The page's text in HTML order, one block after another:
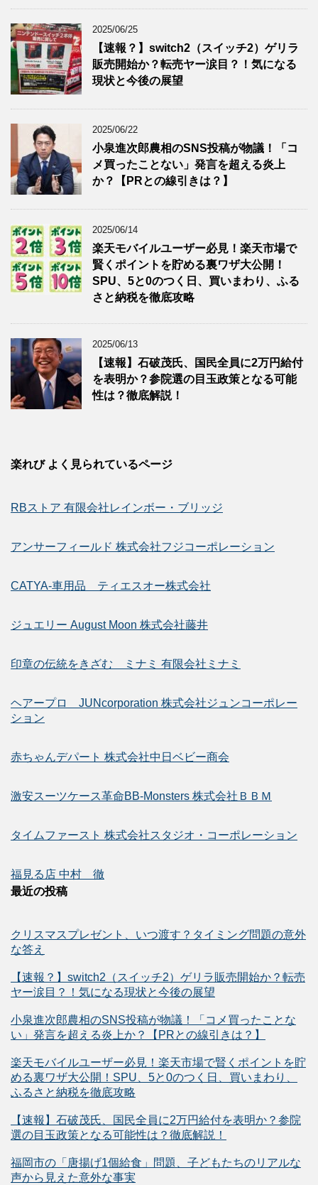
2025/06/25
【速報？】switch2（スイッチ2）ゲリラ
販売開始か？転売ヤー涙目？！気になる
現状と今後の展望
2025/06/22
小泉進次郎農相のSNS投稿が物議！「コ
メ買ったことない」発言を超える炎上
か？【PRとの線引きは？】
2025/06/14
楽天モバイルユーザー必見！楽天市場で
賢くポイントを貯める裏ワザ大公開！
SPU、5と0のつく日、買いまわり、ふる
さと納税を徹底攻略
2025/06/13
【速報】石破茂氏、国民全員に2万円給付
を表明か？参院選の目玉政策となる可能
性は？徹底解説！
楽れび よく見られているページ
RBストア 有限会社レインボー・ブリッジ
アンサーフィールド 株式会社フジコーポレーション
CATYA-車用品 ティエスオー株式会社
ジュエリー August Moon 株式会社藤井
印章の伝統をきざむ ミナミ 有限会社ミナミ
ヘアープロ JUNcorporation 株式会社ジュンコーポレー
ション
赤ちゃんデパート 株式会社中日ベビー商会
激安スーツケース革命BB-Monsters 株式会社ＢＢＭ
タイムファースト 株式会社スタジオ・コーポレーション
福見る店 中村 徹
最近の投稿
クリスマスプレゼント、いつ渡す？タイミング問題の意外
な答え
【速報？】switch2（スイッチ2）ゲリラ販売開始か？転売
ヤー涙目？！気になる現状と今後の展望
小泉進次郎農相のSNS投稿が物議！「コメ買ったことな
い」発言を超える炎上か？【PRとの線引きは？】
楽天モバイルユーザー必見！楽天市場で賢くポイントを貯
める裏ワザ大公開！SPU、5と0のつく日、買いまわり、
ふるさと納税を徹底攻略
【速報】石破茂氏、国民全員に2万円給付を表明か？参院
選の目玉政策となる可能性は？徹底解説！
福岡市の「唐揚げ1個給食」問題、子どもたちのリアルな
声から見えた意外な事実